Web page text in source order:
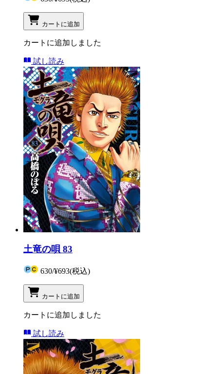
カートに追加
カートに追加しました
試し読み
土竜の唄 83
630/¥693(税込)
カートに追加
カートに追加しました
試し読み